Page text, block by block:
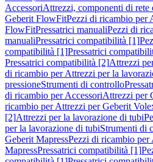
AccessoriAttrezzi, componenti di rete
Geberit FlowFitPezzi di ricambio per
FlowFitPressatrici manualiPezzi di
manualiPressatrici compatibilità [1]
compatibilità [1]Pressatrici
Pressatrici compatibilità [2]Attrezzi
di ricambio per Attrezzi per la
pressioneStrumenti di controllo
di ricambio per AccessoriAttrezzi per
ricambio per Attrezzi per Geberit
[2]Attrezzi per la lavorazione di tubi
per la lavorazione di tubiStrumenti di
Geberit MapressPezzi di ricambio per
MapressPressatrici compatibilità [1]